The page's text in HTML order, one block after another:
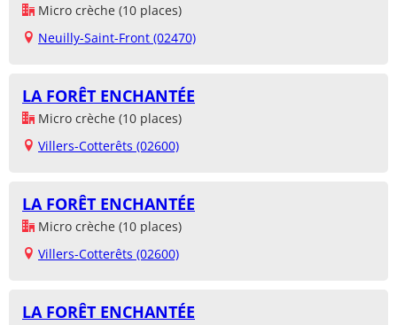
Micro crèche (10 places)
Neuilly-Saint-Front (02470)
LA FORÊT ENCHANTÉE
Micro crèche (10 places)
Villers-Cotterêts (02600)
LA FORÊT ENCHANTÉE
Micro crèche (10 places)
Villers-Cotterêts (02600)
LA FORÊT ENCHANTÉE